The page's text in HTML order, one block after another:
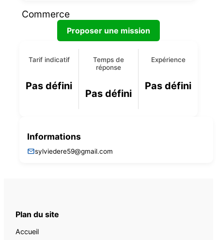
Commerce
Proposer une mission
Tarif indicatif
Pas défini
Temps de
réponse
Pas défini
Expérience
Pas défini
Informations
sylviedere59@gmail.com
Plan du site
Accueil